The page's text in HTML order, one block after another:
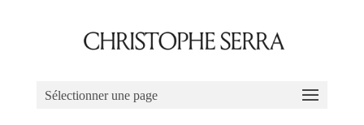
Sélectionner une page